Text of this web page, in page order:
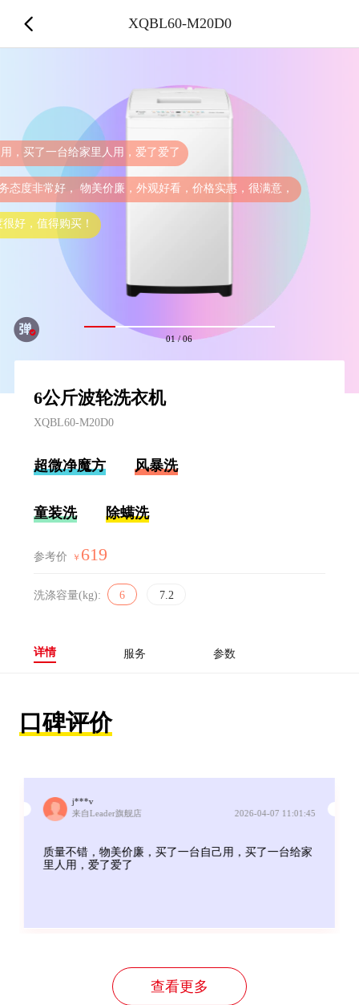
了爱了
观好看，价格实惠，很满意，
01/06
6公斤波轮洗衣机
XQBL60-M20D0
超微净魔方 风暴洗
童装洗 除螨洗
参考价 ￥ 619
洗涤容量(kg): 6 7.2
详情 服务 参数
口碑评价
j***v
来自Leader旗舰店
2026-04-07 11:01:45
质量不错，物美价廉，买了一台自己用，买了一台给家
里人用，爱了爱了
查看更多
XQBL60-M20D0